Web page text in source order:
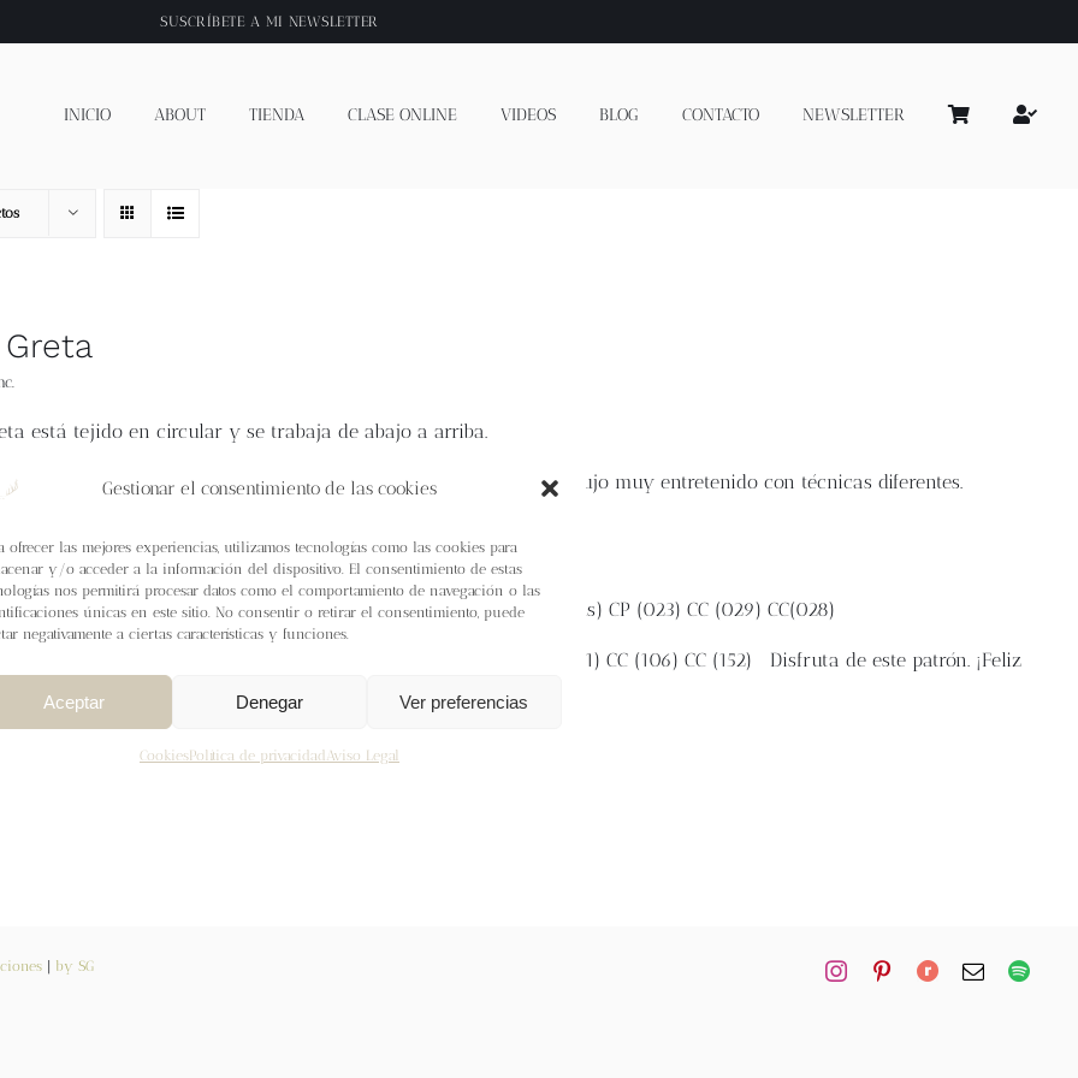
Gestionar el consentimiento de las cookies
ofrecer las mejores experiencias, utilizamos tecnologías como las cookies para
y/o acceder a la información del dispositivo. El consentimiento de estas
nos permitirá procesar datos como el comportamiento de navegación o las
únicas en este sitio. No consentir o retirar el consentimiento, puede
negativamente a ciertas características y funciones.
Aceptar Denegar Ver preferencias
CookiesPolítica de privacidad Aviso Legal
SUSCRÍBETE A MI NEWSLETTER
INICIO ABOUT TIENDA CLASE ONLINE VIDEOS BLOG CONTACTO NEWSLETTER
está tejido en circular y se trabaja de abajo a arriba.
es una flor trabajada a colorwork y puntos envueltos, un dibujo muy entretenido con técnicas diferentes.
ajustado a la cabeza y súper calentito.
Opción 1: Rowan Calidad Pebble Island 100% wool 108m (118 yds) CP (023) CC (029) CC(028)
CP (101) CC (106) CC (152) Disfruta de este patrón. ¡Feliz
| by SG